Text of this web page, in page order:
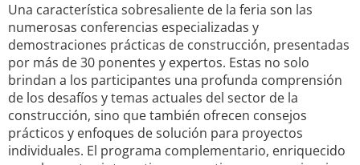
Una característica sobresaliente de la feria son las
numerosas conferencias especializadas y
demostraciones prácticas de construcción, presentadas
por más de 30 ponentes y expertos. Estas no solo
brindan a los participantes una profunda comprensión
de los desafíos y temas actuales del sector de la
construcción, sino que también ofrecen consejos
prácticos y enfoques de solución para proyectos
individuales. El programa complementario, enriquecido